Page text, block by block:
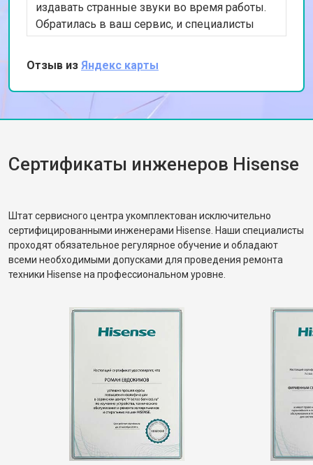
издавать странные звуки во время работы.
Обратилась в ваш сервис, и специалисты
быстро выявили проблему с подшипниками.
После их замены машина стала работать тихо
и эффективно. Очень довольна качеством
обслуживания и скоростью выполнения
работы. Спасибо за вашу помощь!
Отзыв из Яндекс карты
Сертификаты инженеров Hisense
Штат сервисного центра укомплектован исключительно
сертифицированными инженерами Hisense. Наши специалисты
проходят обязательное регулярное обучение и обладают
всеми необходимыми допусками для проведения ремонта
техники Hisense на профессиональном уровне.